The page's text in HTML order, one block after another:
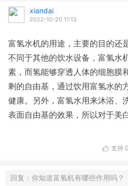
xiandai
2022-10-20 11:13
富氢水机的用途，主要的目的还
不同于其他的饮水设备，富氢水
素，而氢能够穿透人体的细胞膜
剩的自由基，通过饮用富氢水的
健康。另外，富氢水用来沐浴、
表面自由基的效果，所以对于美
支持 0